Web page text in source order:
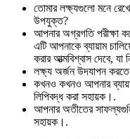
তোমার লক্ষ্যগুলো মনে
উপযুক্ত?
আপনার অগ্রগতি পরীক্ষা
এটি আপনাকে ব্যায়াম
করার আত্মবিশ্বাস দেবে,
লক্ষ্য অর্জন উদযাপন
কখনও কখনও আপনার
লিপিবদ্ধ করা সহায়ক।.
আপনার অতীতের
সহায়ক।.